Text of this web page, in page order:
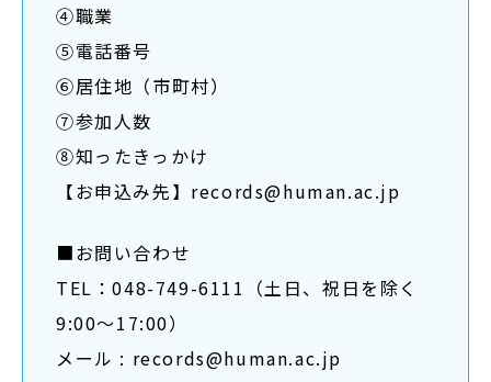
④職業
⑤電話番号
⑥居住地（市町村）
⑦参加人数
⑧知ったきっかけ
【お申込み先】records@human.ac.jp
■お問い合わせ
TEL：048-749-6111（土日、祝日を除く
9:00～17:00）
メール : records@human.ac.jp